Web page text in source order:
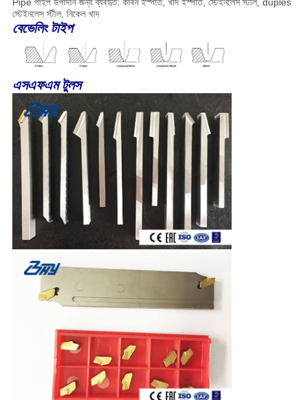
Pipe পাইপ উপাদান জন্য ব্যবহৃত: কার্বন ইস্পাত, খাদ ইস্পাত, স্টেইনলেস স্টীল, duples
স্টেইনলেস স্টীল, নিকেল খাদ
বেভেলিং টাইপ
এসএফএম টুলস